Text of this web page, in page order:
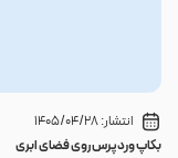
انتشار:1405/04/28
بکاپ وردپرس روی فضای ابری